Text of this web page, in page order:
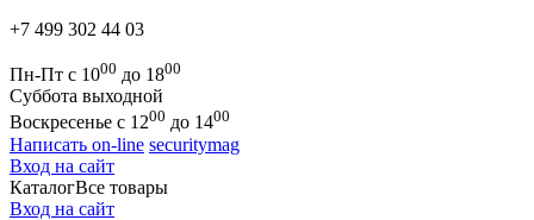
+7 499 302 44 03
Пн-Пт с 1000 до 1800
Суббота выходной
Воскресенье с 1200 до 1400
Написать on-line securitymag
Вход на сайт
КаталогВсе товары
Вход на сайт